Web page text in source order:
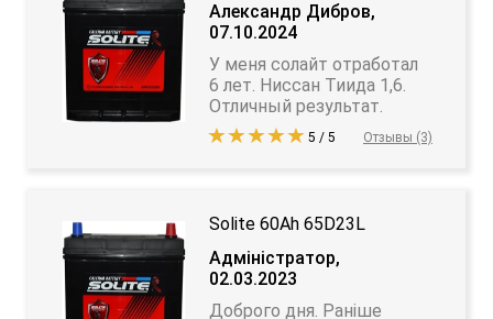
Александр Дибров,
07.10.2024
У меня солайт отработал
6 лет. Ниссан Тиида 1,6.
Отличный результат.
5 / 5 Отзывы (3)
Solite 60Ah 65D23L
Адміністратор,
02.03.2023
Доброго дня. Раніше